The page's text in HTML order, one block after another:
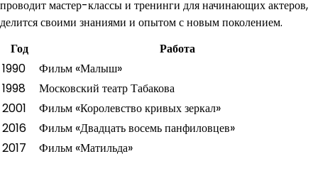
проводит мастер-классы и тренинги для начинающих актеров,
делится своими знаниями и опытом с новым поколением.
Год
Работа
1990
Фильм «Малыш»
1998
Московский театр Табакова
2001
Фильм «Королевство кривых зеркал»
2016
Фильм «Двадцать восемь панфиловцев»
2017
Фильм «Матильда»